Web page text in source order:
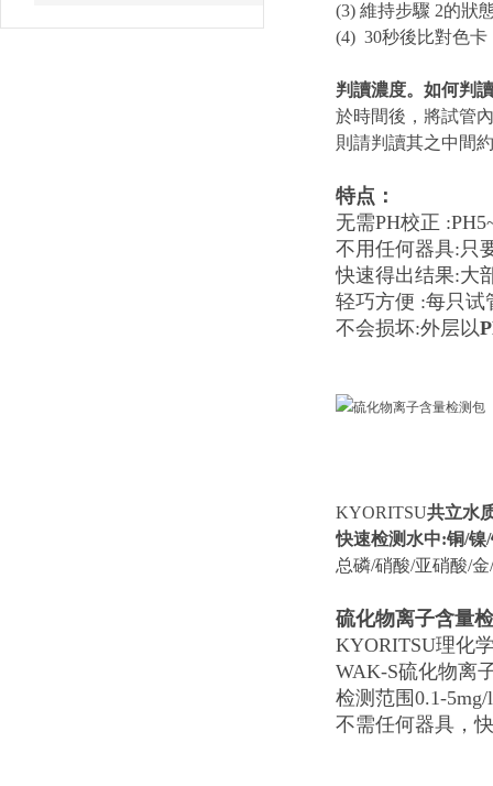
开启精密测量新纪元
(3) 維持步驟 2的狀
(4) 30秒後比對色卡
判讀濃度。如何判
於時間後，將試管
則請判讀其之中間
特点：
无需PH校正
不用任何器具:只
快速得出结果:大
轻巧方便 :每只试
不会损坏:外层以
KYORITSU共立水
快速检测水中:铜/镍
总磷/硝酸/亚硝酸/
硫化物离子含量
KYORITSU理化
WAK-S硫化物离
检测范围0.1-5mg/l
不需任何器具，